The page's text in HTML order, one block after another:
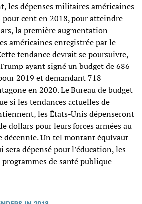
les dépenses militaires américaines
pour cent en 2018, pour atteindre
la première augmentation
américaines enregistrée par le
tendance devrait se poursuivre,
ayant signé un budget de 686
2019 et demandant 718
en 2020. Le Bureau de budget
si les tendances actuelles de
les États-Unis dépenseront
dollars pour leurs forces armées au
décennie. Un tel montant équivaut
sera dépensé pour l’éducation, les
de santé publique